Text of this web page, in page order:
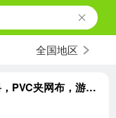
全国地区
求购软质PVC边料，PVC夹网布，游艇革，拉丝布等，吹毛、压片用